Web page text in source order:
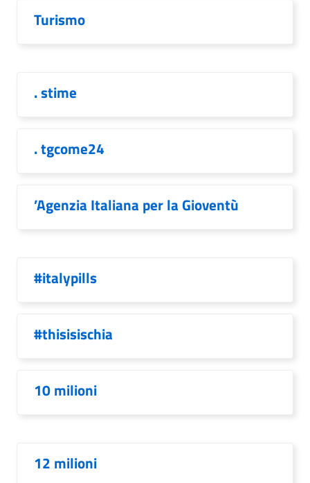
Turismo
. stime
. tgcome24
’Agenzia Italiana per la Gioventù
#italypills
#thisisischia
10 milioni
12 milioni